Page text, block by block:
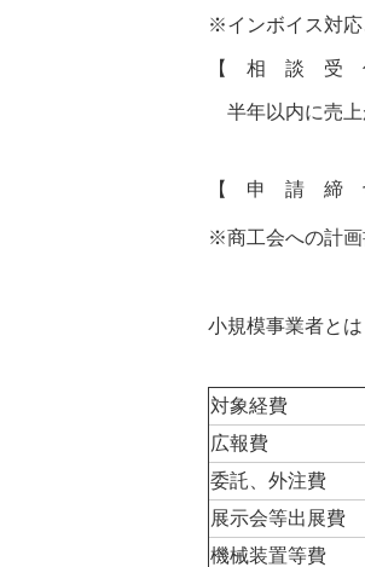
※インボイス対応
【 相 談 受 付
半年以内に売上
【 申 請 締 切
※商工会への計画
小規模事業者と
対象経費
広報費
委託、外注費
展示会等出展費
機械装置等費